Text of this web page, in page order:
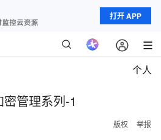
打开 APP
个人
管理系列-1
版权 举报